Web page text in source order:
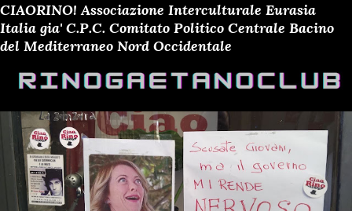
CIAORINO! Associazione Interculturale Eurasia
Italia gia' C.P.C. Comitato Politico Centrale Bacino
del Mediterraneo Nord Occidentale